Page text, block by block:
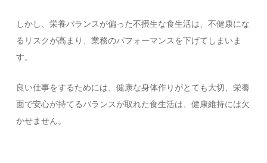
しかし、栄養バランスが偏った不摂生な食生活は、不健康にな
るリスクが高まり、業務のパフォーマンスを下げてしまいま
す。
良い仕事をするためには、健康な身体作りがとても大切、栄養
面で安心が持てるバランスが取れた食生活は、健康維持には欠
かせません。